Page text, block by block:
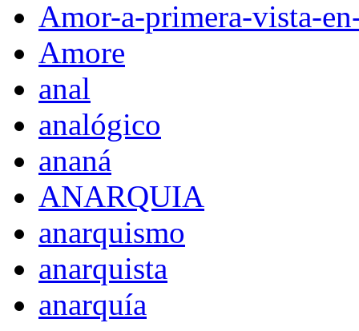
Amor-a-primera-vista-
Amore
anal
analógico
ananá
ANARQUIA
anarquismo
anarquista
anarquía